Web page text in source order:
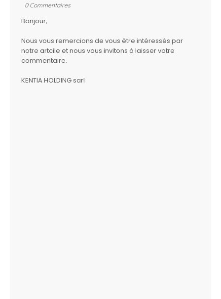
0 Commentaires
Bonjour,
Nous vous remercions de vous être intéressés par
notre artcile et nous vous invitons à laisser votre
commentaire.
KENTIA HOLDING sarl